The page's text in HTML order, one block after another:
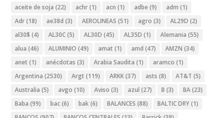
aceite de soja (22) achr(1) acn (1) adbe (9) adm (1)
Adr(18) ae38d (3) AEROLINEAS (51) agro (3) AL29D (2)
al30$ (4) AL30C(5) AL30D (45) AL35D (1) Alemania (55)
alua (46) ALUMINIO (49) amat (1) amd (47) AMZN (34)
anet (1) anécdotas (3) Arabia Saudita (1) aramco (1)
Argentina (2530) Argt (119) ARKK(37) asts (8) AT&T (5)
Australia (5) avgo (10) Aviso (3) azul (27) B (3) BA(23)
Baba (99) bac(6) bak(6) BALANCES (88) BALTIC DRY(1)